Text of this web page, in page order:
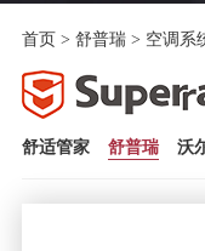
首页 > 舒普瑞> 空调系
舒适管家 舒普瑞 沃